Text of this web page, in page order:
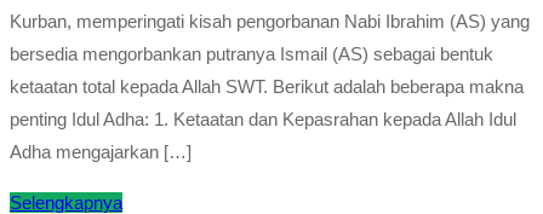
Kurban, memperingati kisah pengorbanan Nabi Ibrahim (AS) yang
bersedia mengorbankan putranya Ismail (AS) sebagai bentuk
ketaatan total kepada Allah SWT. Berikut adalah beberapa makna
penting Idul Adha: 1. Ketaatan dan Kepasrahan kepada Allah Idul
Adha mengajarkan […]
Selengkapnya